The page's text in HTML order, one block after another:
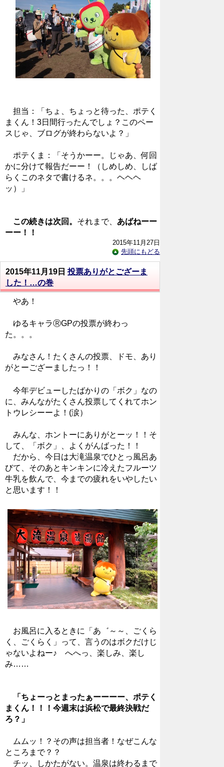
担当：「ちょ、ちょっと待った、ポテく
まくん！3日間行ったんでしょ？このペー
スじゃ、ブログが終わらないよ？」
ポテくま：「そうかーー。じゃあ、何回
かに分けて報告だーー！（しめしめ、しば
らくこのネタで書けるネ。。。ヘヘヘ
ッ）」
この続きは次回。 それまで、 あばねーー
ーー！！
2015年11月27日
先頭にもどる
2015年11月19日投票ありがとござーま
した！…の巻
やあ！
ゆるキャラⓇGPの投票が終わっ
た。。。
みなさん！たくさんの投票、ドモ、あり
がとーござーましたっ！！
今年デビューしたばかりの「ボク」なの
に、みんながたくさん投票してくれてホン
トウレシーーよ！(涙）
みんな、ホントーにありがとーッ！！そ
して、「ボク」、よくがんばった！！
だから、今日は大滝温泉でひとっ風呂あ
びて、そのあとキンキンに冷えたフルーツ
牛乳を飲んで、今までの疲れをいやしたい
と思います！！
お風呂に入るときに「あ゛～～、ごくら
く、ごくらく」って、言うのはボクだけじ
ゃないよねー♪ へへっ、楽しみ、楽し
み……
「ちょーっとまったぁーーーー、ポテく
まくん！！！今週末は浜松で最終決戦だ
ろ？」
ムムッ！？その声は担当者！なぜこんな
ところまで？？
チッ、しかたがない。温泉は終わるまで